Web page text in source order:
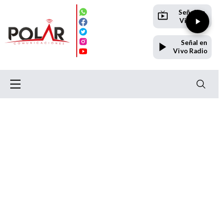
Señal en
Vivo TV
Señal en
Vivo Radio